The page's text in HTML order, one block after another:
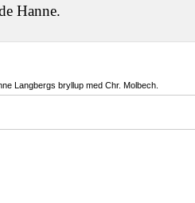
Hanne.
Langbergs bryllup med Chr. Molbech.